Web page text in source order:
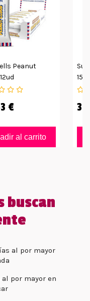
Peanut
€
al carrito
buscan
al por mayor
al por mayor en